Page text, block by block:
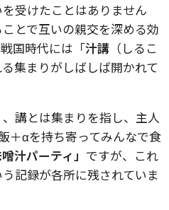
受けたことはありません
とで互いの親交を深める効
国時代には「汁講 （しるこ
集まりがしばしば開かれて
講とは集まりを指し、主人
＋αを持ち寄ってみんなで食
噌汁パーティ」 ですが、これ
記録が各所に残されていま